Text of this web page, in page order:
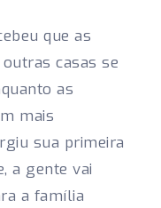
que as
casas se
as
mais
sua primeira
a gente vai
a família